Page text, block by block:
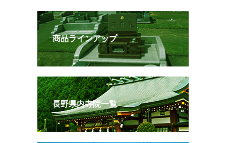
商品ラインアップ
長野県内寺院一覧